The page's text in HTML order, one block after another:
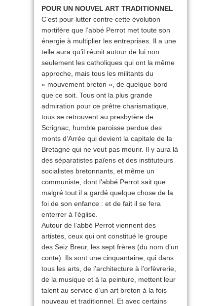
POUR UN NOUVEL ART TRADITIONNEL
C’est pour lutter contre cette évolution
mortifère que l’abbé Perrot met toute son
énergie à multiplier les entreprises. Il a une
telle aura qu’il réunit autour de lui non
seulement les catholiques qui ont la même
approche, mais tous les militants du
« mouvement breton », de quelque bord
que ce soit. Tous ont la plus grande
admiration pour ce prêtre charismatique,
tous se retrouvent au presbytère de
Scrignac, humble paroisse perdue des
monts d’Arrée qui devient la capitale de la
Bretagne qui ne veut pas mourir. Il y aura là
des séparatistes païens et des instituteurs
socialistes bretonnants, et même un
communiste, dont l’abbé Perrot sait que
malgré tout il a gardé quelque chose de la
foi de son enfance : et de fait il se fera
enterrer à l’église.
Autour de l’abbé Perrot viennent des
artistes, ceux qui ont constitué le groupe
des Seiz Breur, les sept frères (du nom d’un
conte). Ils sont une cinquantaine, qui dans
tous les arts, de l’architecture à l’orfèvrerie,
de la musique et à la peinture, mettent leur
talent au service d’un art breton à la fois
nouveau et traditionnel. Et avec certains